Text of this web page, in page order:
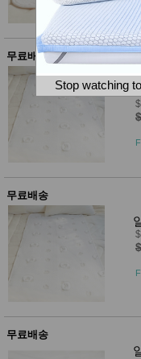
품
Diet/여
성용품
뷰
티
스킨케
어
메이크
업
헤어케
장품
미용제
품
주방가
전
계절/생
기브랜
드
Stop watching
무료배송
무료배송
무료배송